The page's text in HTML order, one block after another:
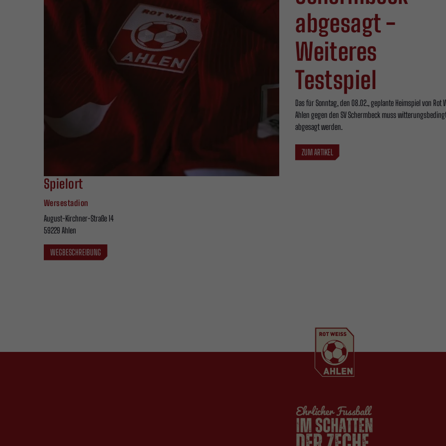
abgesagt -
Weiteres
Testspiel
Das für Sonntag, den 08.02., geplante Heimspiel von Rot
Ahlen gegen den SV Schermbeck muss
abgesagt werden.
ZUM ARTIKEL
Spielort
Wersestadion
August-Kirchner-Straße 14
59229 Ahlen
WEGBESCHREIBUNG